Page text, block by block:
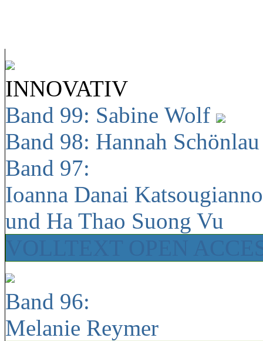
INNOVATIV
Band 99: Sabine Wolf
Band 98: Hannah
Band 97:
Ioanna Danai
und Ha Thao Suong Vu
Band 96:
Melanie Reymer